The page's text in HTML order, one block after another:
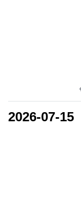
2026-07-15